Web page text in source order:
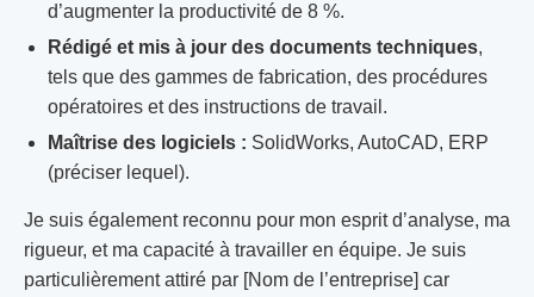
d’augmenter la productivité de 8 %.
Rédigé et mis à jour des documents techniques,
tels que des gammes de fabrication, des procédures
opératoires et des instructions de travail.
Maîtrise des logiciels : SolidWorks, AutoCAD, ERP
(préciser lequel).
Je suis également reconnu pour mon esprit d’analyse, ma
rigueur, et ma capacité à travailler en équipe. Je suis
particulièrement attiré par [Nom de l’entreprise] car